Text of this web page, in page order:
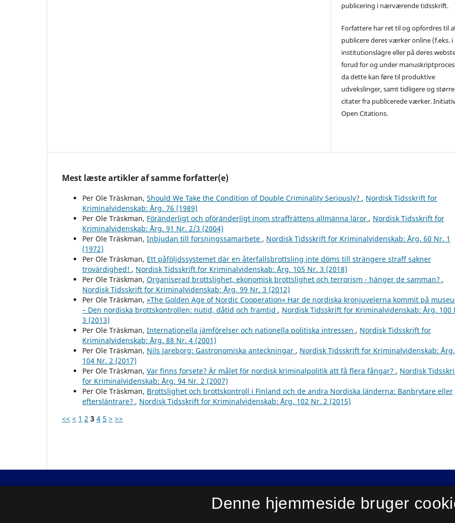
publicering i nærværende tidsskrift.
Forfattere har ret til og opfordres til
publicere deres værker online (f.eks. i
institutionslagre eller på deres
forud for og under
da dette kan føre til produktive
udvekslinger, samt tidligere og større
citater fra publicerede værker.
Open Citations.
Mest læste artikler af samme forfatter(e)
Per Ole Träskman, Should We Take the Condition of Double Criminality Seriously? , Nordisk Tidsskrift for
Kriminalvidenskab: Årg. 76 (1989)
Per Ole Träskman, Föränderligt och oföränderligt inom straffrättens allmänna läror , Nordisk Tidsskrift for
Kriminalvidenskab: Årg. 91 Nr. 2/3 (2004)
Per Ole Träskman, Inbjudan till forsningssamarbete , Nordisk Tidsskrift for Kriminalvidenskab: Årg. 60 Nr. 1
(1972)
Per Ole Träskman, Ett påföljdssystemet där en återfallsbrottsling inte döms till strängere straff sakner
trovärdighed! , Nordisk Tidsskrift for Kriminalvidenskab: Årg. 105 Nr. 3 (2018)
Per Ole Träskman, Organiserad brottslighet, ekonomisk brottslighet och terrorism - hänger de samman? ,
Nordisk Tidsskrift for Kriminalvidenskab: Årg. 99 Nr. 3 (2012)
Per Ole Träskman, »The Golden Age of Nordic Cooperation« Har de nordiska kronjuvelerna kommit på
– Den nordiska brottskontrollen: nutid, dåtid och framtid , Nordisk Tidsskrift for Kriminalvidenskab: Årg. 100
3 (2013)
Per Ole Träskman, Internationella jämförelser och nationella politiska intressen , Nordisk Tidsskrift for
Kriminalvidenskab: Årg. 88 Nr. 4 (2001)
Per Ole Träskman, Nils Jareborg: Gastronomiska anteckningar , Nordisk Tidsskrift for Kriminalvidenskab: Årg.
104 Nr. 2 (2017)
Per Ole Träskman, Var finns forsete? Är målet för nordisk kriminalpolitik att få flera fångar? , Nordisk
for Kriminalvidenskab: Årg. 94 Nr. 2 (2007)
Per Ole Träskman, Brottslighet och brottskontroll i Finland och de andra Nordiska länderna: Banbrytare eller
eftersläntrare? , Nordisk Tidsskrift for Kriminalvidenskab: Årg. 102 Nr. 2 (2015)
<< < 1 2 3 4 5 > >>
Nordisk Tidsskrift for KriminalvidenskabDenne hjemmeside bruger